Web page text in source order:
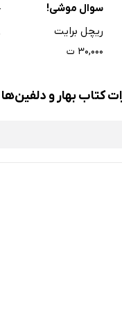
سوال موشی!
ریچل برایت
۳۰,۰۰۰ ت
کتاب بهار و دلفین‌ها